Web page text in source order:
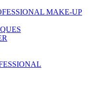
MAKE-UP